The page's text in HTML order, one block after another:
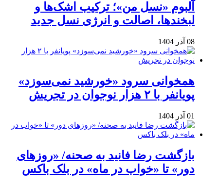
آلبوم «نسل من»؛ ترکیب اشک‌ها و
لبخندها، اصالت و انرژی نسل جدید
08 آذر 1404
همخوانی سرود «خورشید نمی‌سوزد»
پویانفر با ۲ هزار نوجوان در تجریش
01 آذر 1404
بازگشت رضا فانید به صحنه/ «روزهای
دور» تا «خواب در ماه» در بلک باکس